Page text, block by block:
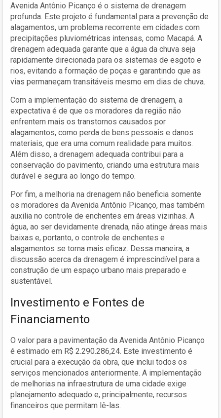
Avenida Antônio Picanço é o sistema de drenagem
profunda. Este projeto é fundamental para a prevenção de
alagamentos, um problema recorrente em cidades com
precipitações pluviométricas intensas, como Macapá. A
drenagem adequada garante que a água da chuva seja
rapidamente direcionada para os sistemas de esgoto e
rios, evitando a formação de poças e garantindo que as
vias permaneçam transitáveis mesmo em dias de chuva.
Com a implementação do sistema de drenagem, a
expectativa é de que os moradores da região não
enfrentem mais os transtornos causados por
alagamentos, como perda de bens pessoais e danos
materiais, que era uma comum realidade para muitos.
Além disso, a drenagem adequada contribui para a
conservação do pavimento, criando uma estrutura mais
durável e segura ao longo do tempo.
Por fim, a melhoria na drenagem não beneficia somente
os moradores da Avenida Antônio Picanço, mas também
auxilia no controle de enchentes em áreas vizinhas. A
água, ao ser devidamente drenada, não atinge áreas mais
baixas e, portanto, o controle de enchentes e
alagamentos se torna mais eficaz. Dessa maneira, a
discussão acerca da drenagem é imprescindível para a
construção de um espaço urbano mais preparado e
sustentável.
Investimento e Fontes de
Financiamento
O valor para a pavimentação da Avenida Antônio Picanço
é estimado em R$ 2.290.286,24. Este investimento é
crucial para a execução da obra, que inclui todos os
serviços mencionados anteriormente. A implementação
de melhorias na infraestrutura de uma cidade exige
planejamento adequado e, principalmente, recursos
financeiros que permitam lê-las.